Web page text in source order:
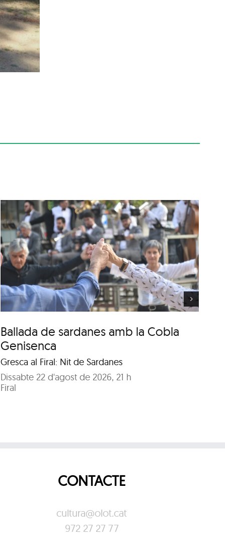
Ballada de sardanes amb la Cobla
Genisenca
Gresca al Firal: Nit de Sardanes
Dissabte 22 d'agost de 2026, 21 h
Firal
84è Concurs de Colles
Sardanistes
CONTACTE
cultura@olot.cat
972 27 27 77